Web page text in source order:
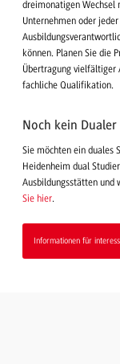
dreimonatigen Wechsel
Unternehmen oder
können. Planen Sie die
Übertragung vielfältiger
fachliche Qualifikation.
Noch kein
Sie möchten ein duales
Heidenheim dual
Ausbildungsstätten und
Sie hier.
Informationen für